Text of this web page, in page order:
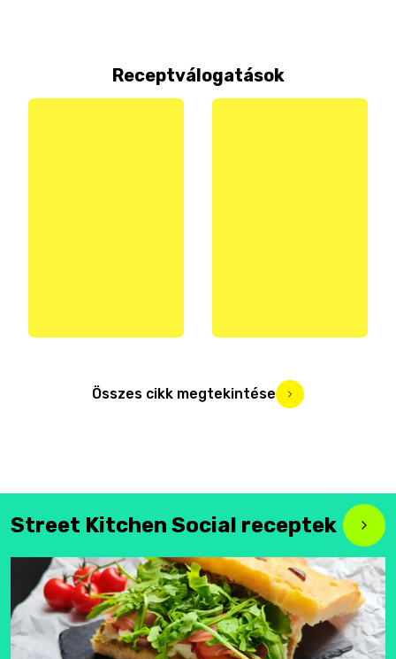
Receptválogatások
Összes cikk megtekintése
Street Kitchen Social receptek